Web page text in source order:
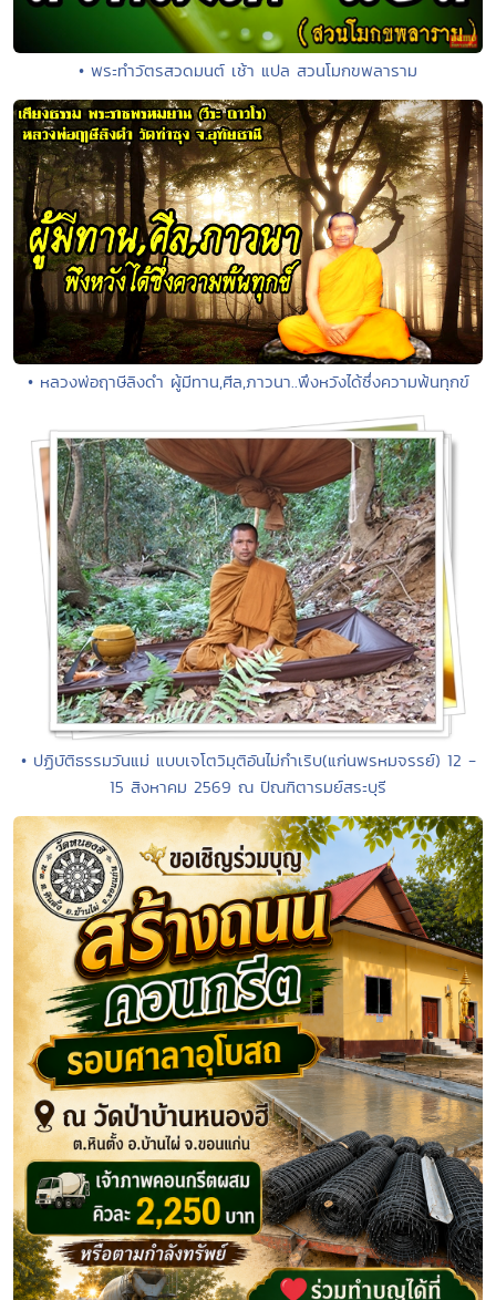
• พระทำวัตรสวดมนต์ เช้า แปล สวนโมกขพลาราม
• หลวงพ่อฤาษีลิงดำ ผู้มีทาน,ศีล,ภาวนา..พึงหวังได้ซึ่งความพ้นทุกข์
• ปฏิบัติธรรมวันแม่ แบบเจโตวิมุติอันไม่กำเริบ(แก่นพรหมจรรย์) 12 -
15 สิงหาคม 2569 ณ ปัณฑิตารมย์สระบุรี